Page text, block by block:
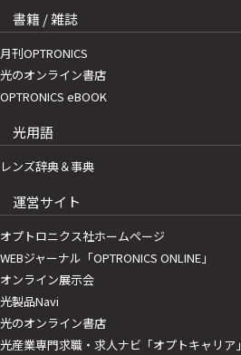
書籍 / 雑誌
月刊OPTRONICS
光のオンライン書店
OPTRONICS eBOOK
光用語
レンズ辞典＆事典
運営サイト
オプトロニクス社ホームページ
WEBジャーナル「OPTRONICS ONLINE」
オンライン展示会
光製品Navi
光のオンライン書店
光産業専門求職・求人ナビ「オプトキャリア」